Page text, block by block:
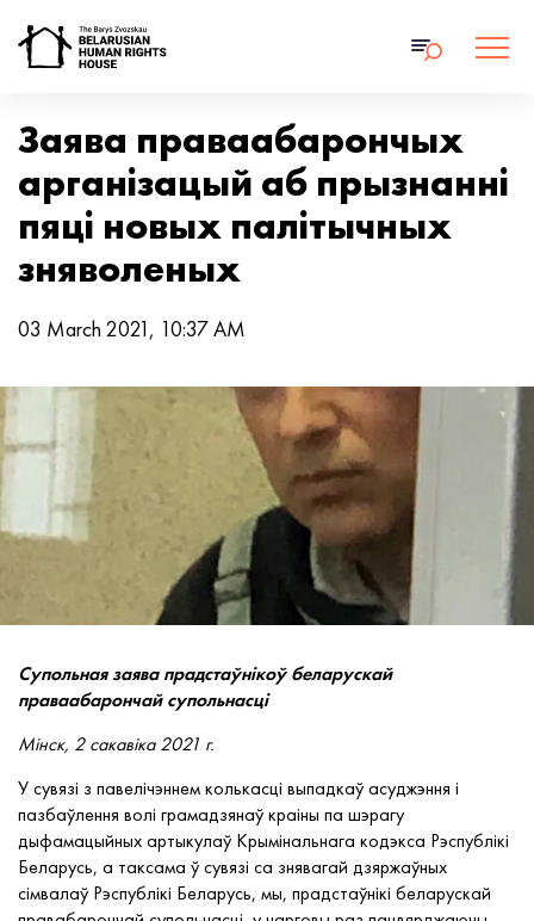
Заява праваабарончых
арганізацый аб прызнанні
пяці новых палітычных
зняволеных
03 March 2021, 10:37 AM
Супольная заява прадстаўнікоў беларускай
праваабарончай супольнасці
Мінск, 2 сакавіка 2021 г.
У сувязі з павелічэннем колькасці выпадкаў асуджэння і
пазбаўлення волі грамадзянаў краіны па шэрагу
дыфамацыйных артыкулаў Крымінальнага кодэкса Рэспублікі
Беларусь, а таксама ў сувязі са знявагай дзяржаўных
сімвалаў Рэспублікі Беларусь, мы, прадстаўнікі беларускай